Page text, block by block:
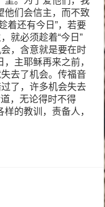
他们会信主，而不致
着还有今日”，若要
就必须趁着“今日”
，含意就是要在时
主耶稣再来之前，
去了机会。传福音
了，许多机会失去
，无论得时不得
的教训，责备人，